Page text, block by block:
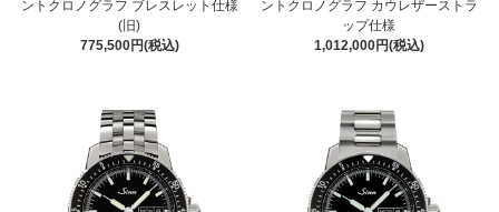
ントクロノグラフ ブレスレット仕様
(旧)
775,500円(税込)
ントクロノグラフ カウレザーストラ
ップ仕様
1,012,000円(税込)